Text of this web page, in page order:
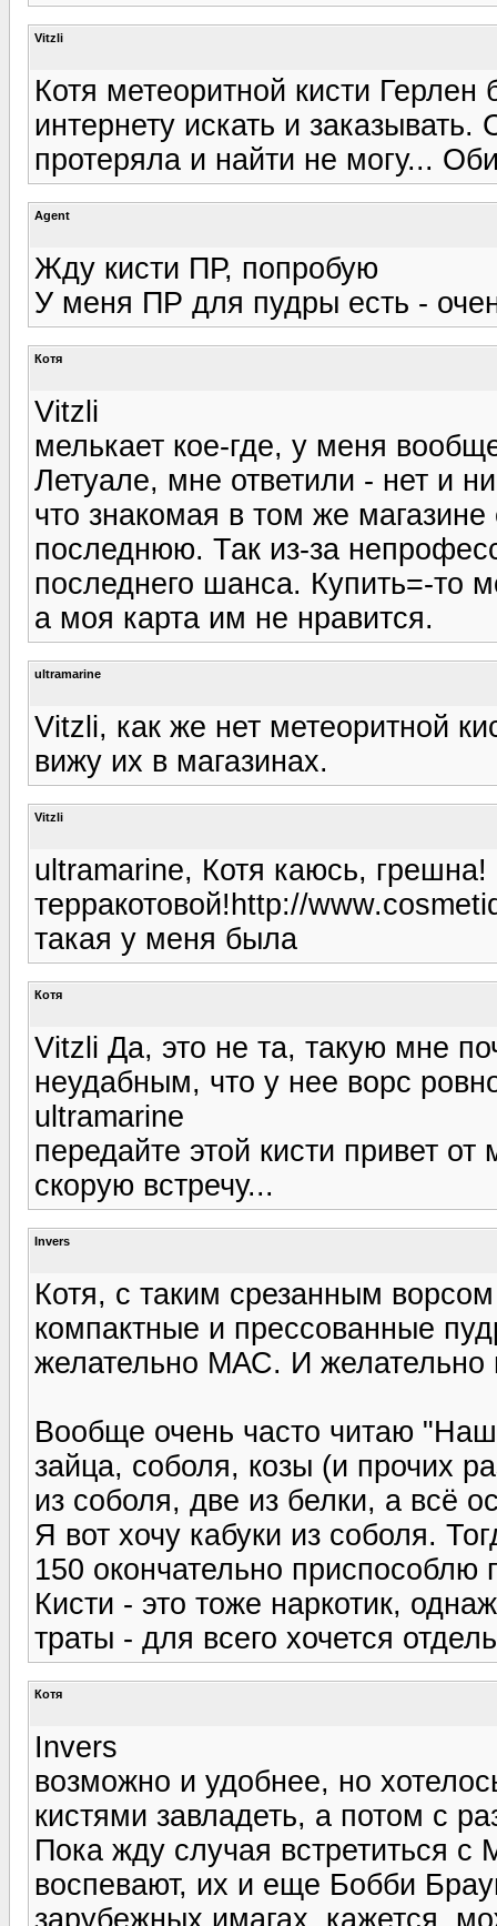
Vitzli
Котя метеоритной кисти
интернету искать и
протеряла и найти не могу...
Agent
Жду кисти ПР, попробую
У меня ПР для пудры есть -
Котя
Vitzli
мелькает кое-где, у меня
Летуале, мне ответили - нет и
что знакомая в том же
последнюю. Так из-за
последнего шанса. Купить=-то
а моя карта им не нравится.
ultramarine
Vitzli, как же нет метеоритной
вижу их в магазинах.
Vitzli
ultramarine, Котя каюсь,
терракотовой!http://
такая у меня была
Котя
Vitzli Да, это не та, такую мне
неудабным, что у нее ворс
ultramarine
передайте этой кисти привет
скорую встречу...
Invers
Котя, с таким срезанным
компактные и прессованные
желательно МАС. И желательно
Вообще очень часто читаю
зайца, соболя, козы (и прочих
из соболя, две из белки, а всё
Я вот хочу кабуки из соболя.
150 окончательно приспособлю
Кисти - это тоже наркотик,
траты - для всего хочется
Котя
Invers
возможно и удобнее, но
кистями завладеть, а потом с
Пока жду случая встретиться
воспевают, их и еще Бобби
зарубежных имагах, кажется,